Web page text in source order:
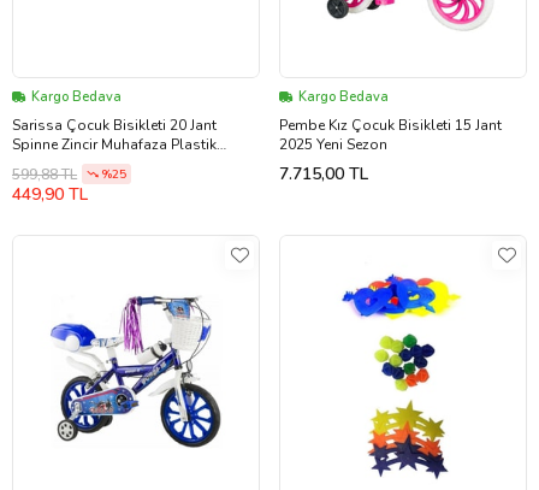
Kargo Bedava
Sarissa Çocuk Bisikleti 20 Jant
Spinne Zincir Muhafaza Plastik
Bisiklet Mufazası Yeşil
599,88 TL %25
449,90 TL
Kargo Bedava
Pembe Kız Çocuk Bisikleti 15 Jant
2025 Yeni Sezon
7.715,00 TL